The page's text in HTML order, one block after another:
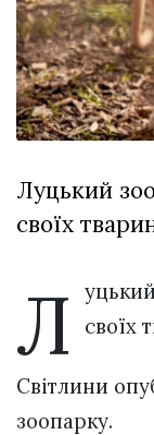
XIX
29
Всі розділи
Лайф
Афіша
Контакти
Політика
Луцький
своїх
Л
своїх
Світлини
зоопарку.